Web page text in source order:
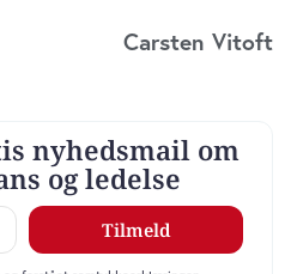
Carsten Vitoft